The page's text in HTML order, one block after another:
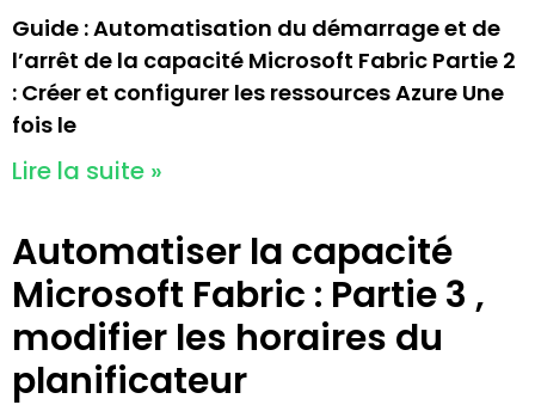
Guide : Automatisation du démarrage et de
l’arrêt de la capacité Microsoft Fabric Partie 2
: Créer et configurer les ressources Azure Une
fois le
Lire la suite »
Automatiser la capacité
Microsoft Fabric : Partie 3 ,
modifier les horaires du
planificateur